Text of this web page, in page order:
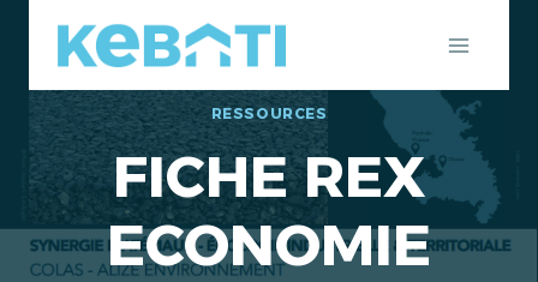
contenu
RESSOURCES
FICHE REX
ECONOMIE